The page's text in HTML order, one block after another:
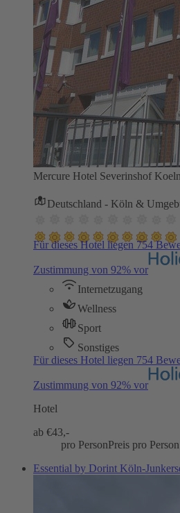
Mercure Hotel Severinshof
Deutschland - Köln &
Für dieses Hotel liegen 754
Zustimmung von 92% vor
Internetzugang
Wellness
Sport
Sonstiges
Für dieses Hotel liegen 754
Zustimmung von 92% vor
Hotel
ab €43,-
pro PersonPreis pro Person
Essential by Dorint Köln-